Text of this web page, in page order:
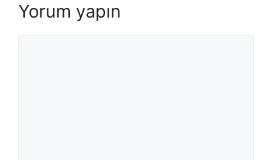
Yorum yapın